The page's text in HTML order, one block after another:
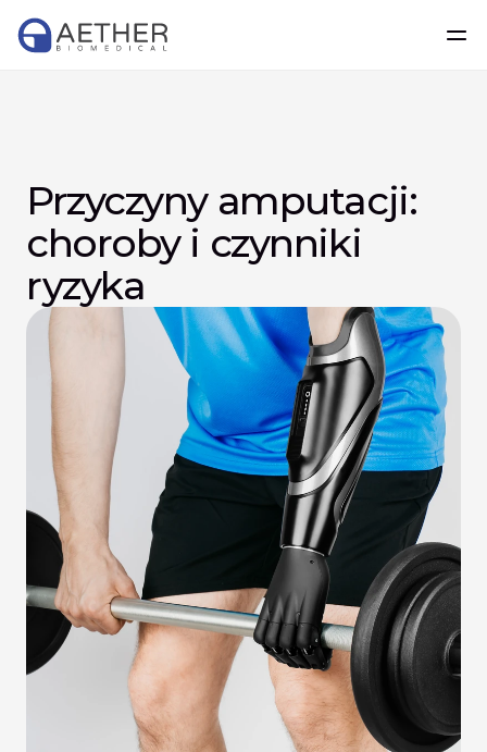
Przyczyny amputacji:
choroby i czynniki
ryzyka